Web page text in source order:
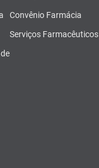
Convênio Farmácia
Serviços Farmacêuticos